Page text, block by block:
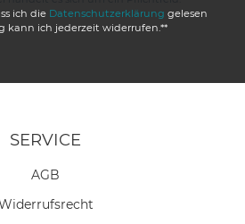
ich die Daten­schutz­erklärung gelesen
kann ich jederzeit widerrufen.**
SERVICE
AGB